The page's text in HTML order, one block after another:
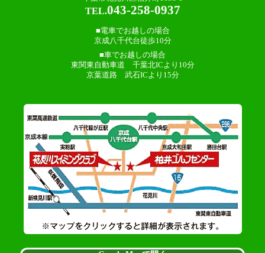
TEL.043-258-0937
■電車でお越しの場合
京成八千代台徒歩10分
■車でお越しの場合
東関東自動車道 千葉北ICより10分
京葉道路 武石ICより15分